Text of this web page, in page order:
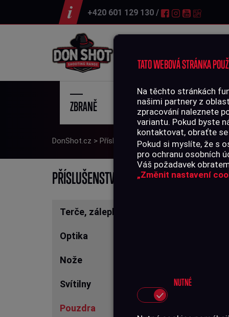
TATO WEBOVÁ STRÁNKA
Na těchto stránkách
našimi partnery z
zpracování naleznete
variantu. Pokud byste
kontaktovat, obraťte
Pokud si myslíte, že s
pro ochranu osobních
Váš požadavek
„Změnit nastavení
NUTNÉ
+420 601 129 130 /
ZBRANĚ
DonShot.cz > Příslušenství>Pouzdra
PŘÍSLUŠENSTVÍ
Terče, zálepky
Optika
Nože
Svítilny
Pouzdra